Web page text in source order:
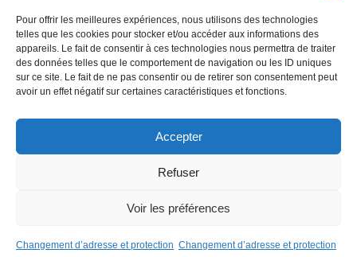
Pour offrir les meilleures expériences, nous utilisons des technologies
telles que les cookies pour stocker et/ou accéder aux informations des
appareils. Le fait de consentir à ces technologies nous permettra de traiter
des données telles que le comportement de navigation ou les ID uniques
sur ce site. Le fait de ne pas consentir ou de retirer son consentement peut
avoir un effet négatif sur certaines caractéristiques et fonctions.
Accepter
Refuser
Voir les préférences
Changement d’adresse et protection Changement d’adresse et protection
Nous suivre